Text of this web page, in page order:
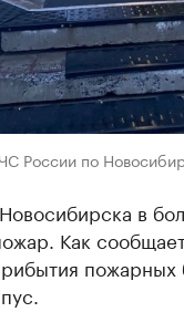
России по
в
Как